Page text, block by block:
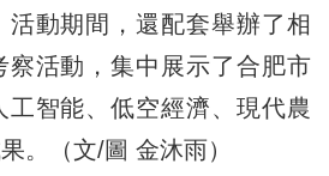
動期間，還配套舉辦了相
察活動，集中展示了合肥市
智能、低空經濟、現代農
。（文/圖 金沐雨）